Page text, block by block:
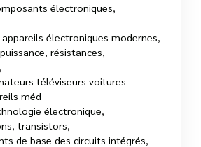
électroniques
électroniques modernes
puissance résistances
téléviseurs voitures
méd
électronique
transistors
de base des circuits intégrés